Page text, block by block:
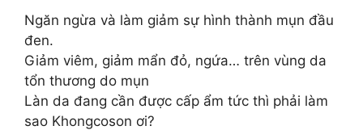
Ngăn ngừa và làm giảm sự hình thành mụn đầu
đen.
Giảm viêm, giảm mẩn đỏ, ngứa… trên vùng da
tổn thương do mụn
Làn da đang cần được cấp ẩm tức thì phải làm
sao Khongcoson ơi?